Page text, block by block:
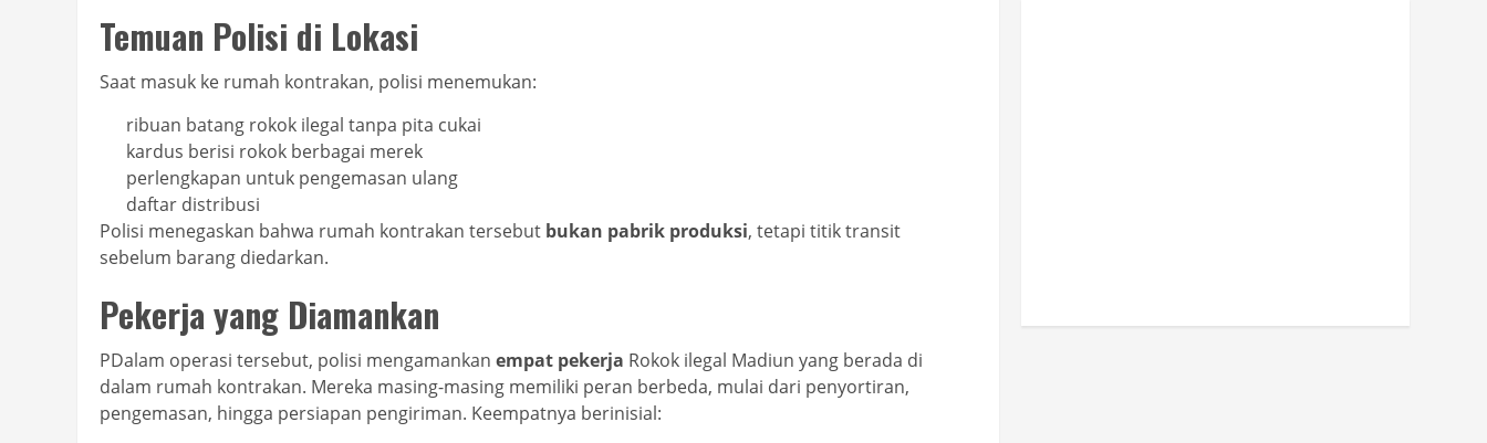
Temuan Polisi di Lokasi
Saat masuk ke rumah kontrakan, polisi menemukan:
ribuan batang rokok ilegal tanpa pita cukai
kardus berisi rokok berbagai merek
perlengkapan untuk pengemasan ulang
daftar distribusi
Polisi menegaskan bahwa rumah kontrakan tersebut bukan pabrik produksi, tetapi titik transit
sebelum barang diedarkan.
Pekerja yang Diamankan
PDalam operasi tersebut, polisi mengamankan empat pekerja Rokok ilegal Madiun yang berada di
dalam rumah kontrakan. Mereka masing-masing memiliki peran berbeda, mulai dari penyortiran,
pengemasan, hingga persiapan pengiriman. Keempatnya berinisial: